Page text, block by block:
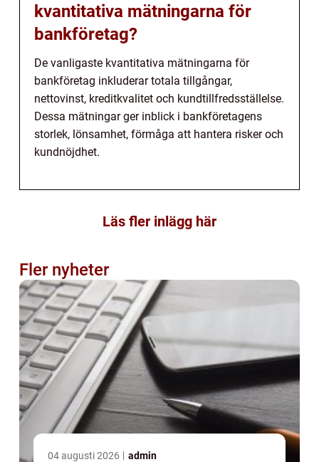
kvantitativa mätningarna för
bankföretag?
De vanligaste kvantitativa mätningarna för
bankföretag inkluderar totala tillgångar,
nettovinst, kreditkvalitet och kundtillfredsställelse.
Dessa mätningar ger inblick i bankföretagens
storlek, lönsamhet, förmåga att hantera risker och
kundnöjdhet.
Läs fler inlägg här
Fler nyheter
04 augusti 2026 admin